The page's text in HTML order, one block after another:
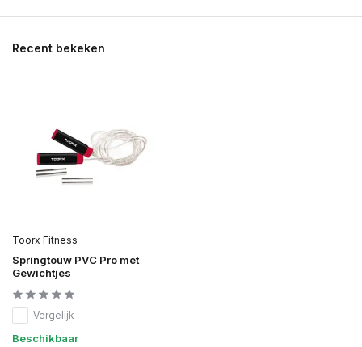
Recent bekeken
Toorx Fitness
Springtouw PVC Pro met
Gewichtjes
Vergelijk
Beschikbaar